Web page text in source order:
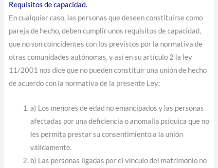
Requisitos de capacidad.
En cualquier caso, las personas que deseen constituirse como
pareja de hecho, deben cumplir unos requisitos de capacidad,
que no son coincidentes con los previstos por la normativa de
otras comunidades autónomas, y así en su artículo 2 la ley
11/2001 nos dice que no pueden constituir una unión de hecho
de acuerdo con la normativa de la presente Ley:
a) Los menores de edad no emancipados y las personas
afectadas por una deficiencia o anomalía psíquica que no
les permita prestar su consentimiento a la unión
válidamente.
b) Las personas ligadas por el vínculo del matrimonio no